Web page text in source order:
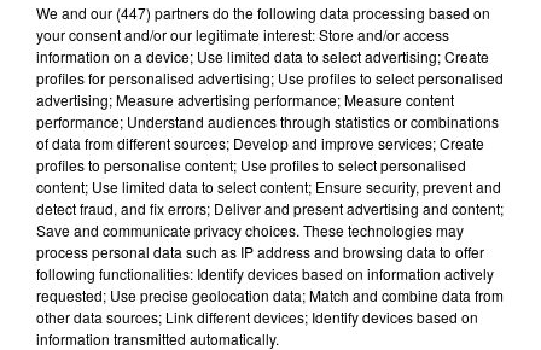
La commune de Soulaires appelle à la
vigilance après une tentative...
La mairie a communiqué sur ses réseaux après avoir
été prévenue par la gendarmerie.
A LA UNE Voir plus
We and our (447) partnersdo the following data processing based on
your consent and/or our legitimate interest: Store and/or access
information on a device; Use limited data to select advertising; Create
profiles for personalised advertising; Use profiles to select personalised
advertising; Measure advertising performance; Measure content
performance; Understand audiences through statistics or combinations
of data from different sources; Develop and improve services; Create
profiles to personalise content; Use profiles to select personalised
content; Use limited data to select content; Ensure security, prevent and
detect fraud, and fix errors; Deliver and present advertising and content;
Save and communicate privacy choices. These technologies may
process personal data such as IP address and browsing data to offer
following functionalities: Identify devices based on information actively
requested; Use precise geolocation data; Match and combine data from
other data sources; Link different devices; Identify devices based on
information transmitted automatically.